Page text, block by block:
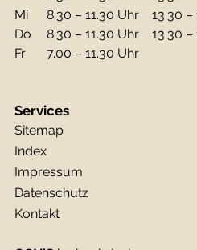
Mi
8.30 – 11.30 Uhr
13.30
Do
8.30 – 11.30 Uhr
13.30
Fr
7.00 – 11.30 Uhr
Services
Sitemap
Index
Impressum
Datenschutz
Kontakt